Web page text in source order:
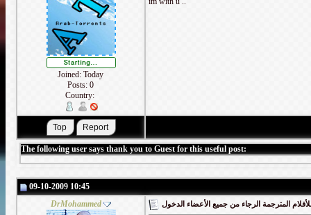
Joined: Today
Posts: 0
Country:
The following user says thank you to Guest for this useful post:
09-10-2009 10:45
DrMohammed
المترجمة الرجاء من جميع الأعضاء الدخول